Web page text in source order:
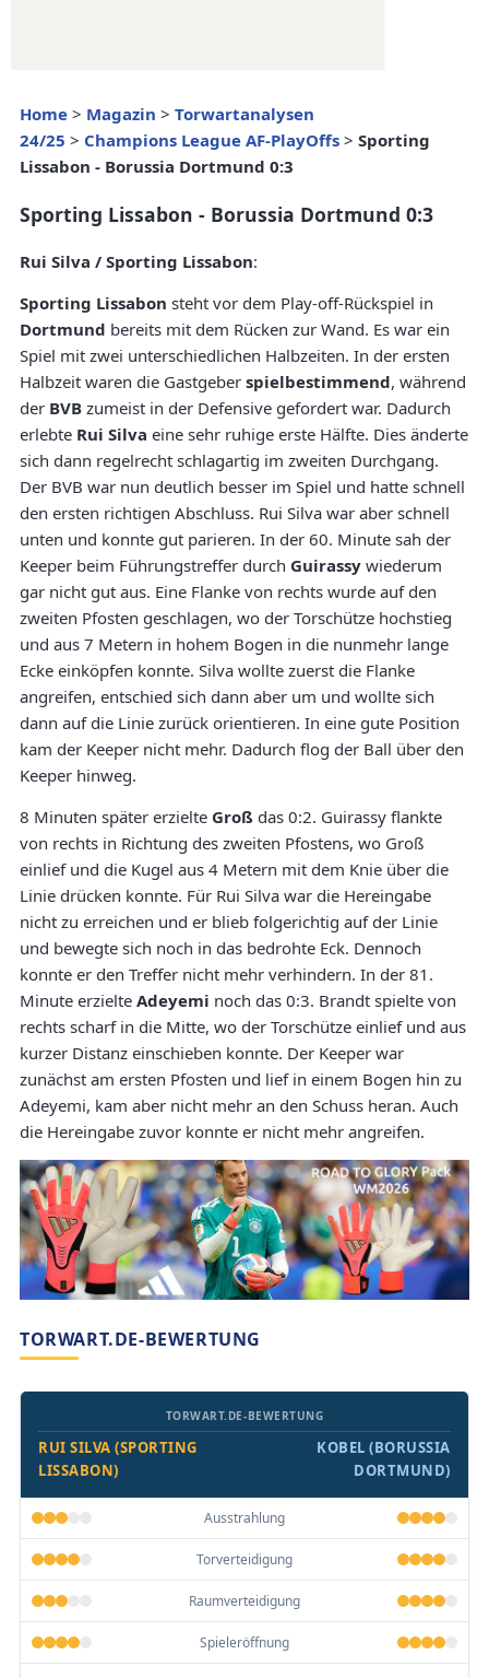
Home > Magazin > Torwartanalysen
24/25 > Champions League AF-PlayOffs > Sporting
Lissabon - Borussia Dortmund 0:3
Sporting Lissabon - Borussia Dortmund 0:3
Rui Silva / Sporting Lissabon:
Sporting Lissabon steht vor dem Play-off-Rückspiel in
Dortmund bereits mit dem Rücken zur Wand. Es war ein
Spiel mit zwei unterschiedlichen Halbzeiten. In der ersten
Halbzeit waren die Gastgeber spielbestimmend, während
der BVB zumeist in der Defensive gefordert war. Dadurch
erlebte Rui Silva eine sehr ruhige erste Hälfte. Dies änderte
sich dann regelrecht schlagartig im zweiten Durchgang.
Der BVB war nun deutlich besser im Spiel und hatte schnell
den ersten richtigen Abschluss. Rui Silva war aber schnell
unten und konnte gut parieren. In der 60. Minute sah der
Keeper beim Führungstreffer durch Guirassy wiederum
gar nicht gut aus. Eine Flanke von rechts wurde auf den
zweiten Pfosten geschlagen, wo der Torschütze hochstieg
und aus 7 Metern in hohem Bogen in die nunmehr lange
Ecke einköpfen konnte. Silva wollte zuerst die Flanke
angreifen, entschied sich dann aber um und wollte sich
dann auf die Linie zurück orientieren. In eine gute Position
kam der Keeper nicht mehr. Dadurch flog der Ball über den
Keeper hinweg.
8 Minuten später erzielte Groß das 0:2. Guirassy flankte
von rechts in Richtung des zweiten Pfostens, wo Groß
einlief und die Kugel aus 4 Metern mit dem Knie über die
Linie drücken konnte. Für Rui Silva war die Hereingabe
nicht zu erreichen und er blieb folgerichtig auf der Linie
und bewegte sich noch in das bedrohte Eck. Dennoch
konnte er den Treffer nicht mehr verhindern. In der 81.
Minute erzielte Adeyemi noch das 0:3. Brandt spielte von
rechts scharf in die Mitte, wo der Torschütze einlief und aus
kurzer Distanz einschieben konnte. Der Keeper war
zunächst am ersten Pfosten und lief in einem Bogen hin zu
Adeyemi, kam aber nicht mehr an den Schuss heran. Auch
die Hereingabe zuvor konnte er nicht mehr angreifen.
TORWART.DE-BEWERTUNG
RUI SILVA (SPORTING
LISSABON)
TORWART.DE-BEWERTUNG
KOBEL (BORUSSIA
DORTMUND)
Ausstrahlung
Torverteidigung
Raumverteidigung
Spieleröffnung